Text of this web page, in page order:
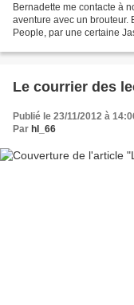
Bernadette me contacte à
aventure avec un brouteur.
People, par une certaine
Le courrier des
Publié le 23/11/2012 à
Par hl_66